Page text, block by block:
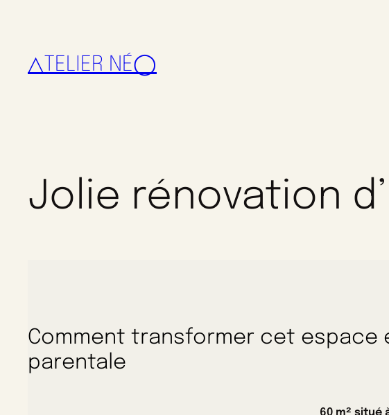
△TELIER NÉ◯
Jolie rénovation
Comment transformer cet espace
parentale
60 m² situé